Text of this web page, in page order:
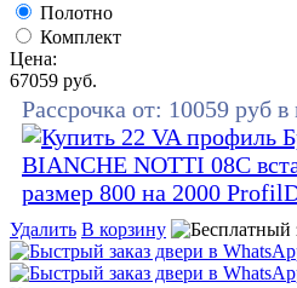
Полотно
Комплект
Цена:
67059 руб.
Рассрочка от: 10059 руб в
Удалить В корзину